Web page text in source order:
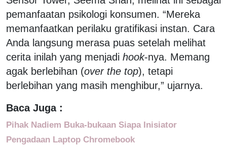
pemanfaatan psikologi konsumen. “Mereka
memanfaatkan perilaku gratifikasi instan. Cara
Anda langsung merasa puas setelah melihat
cerita inilah yang menjadi hook-nya. Memang
agak berlebihan (over the top), tetapi
berlebihan yang masih menghibur,” ujarnya.
Baca Juga :
Pihak Nadiem Buka-bukaan Siapa Inisiator
Pengadaan Laptop Chromebook